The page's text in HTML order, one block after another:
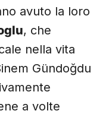
avuto la loro
, che
nella vita
Gündoğdu
a volte